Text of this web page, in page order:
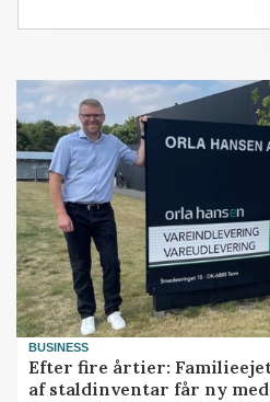
BUSINESS
Efter fire årtier:
af staldinventar får ny